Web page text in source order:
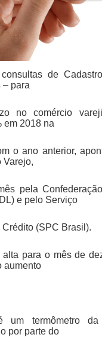
de
– para
no comércio
em 2018 na
o ano anterior,
Varejo,
pela
e pelo Serviço
(SPC Brasil).
alta para o mês de
aumento
um termômetro
por parte do